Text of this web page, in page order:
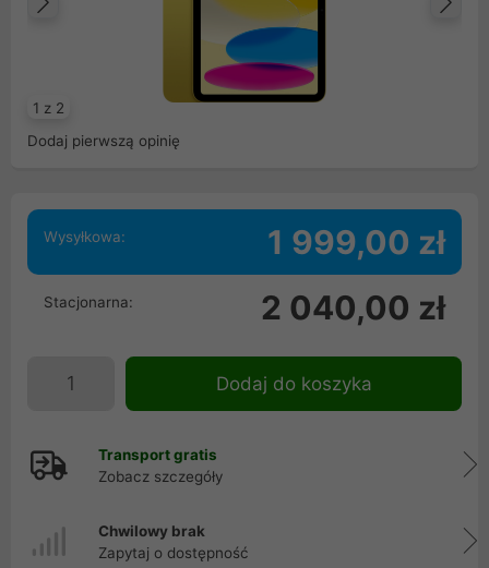
1 z 2
Dodaj pierwszą opinię
Wysyłkowa: 1 999,00 zł
Stacjonarna: 2 040,00 zł
Dodaj do koszyka
Transport gratis
Zobacz szczegóły
Chwilowy brak
Zapytaj o dostępność